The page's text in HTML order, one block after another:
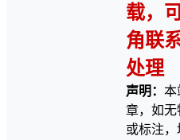
载，
角联
处理
声明： 本
章，如无
或标注